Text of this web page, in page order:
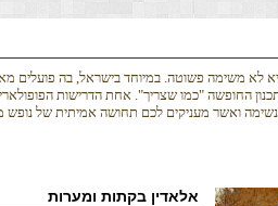
לא משימה פשוטה. במיוחד בישראל, בה פועלים
החופשה "כמו שצריך". אחת הדרישות
ואשר מעניקים לכם תחושה אמיתית של נופש
אלאדין בקתות ומערות